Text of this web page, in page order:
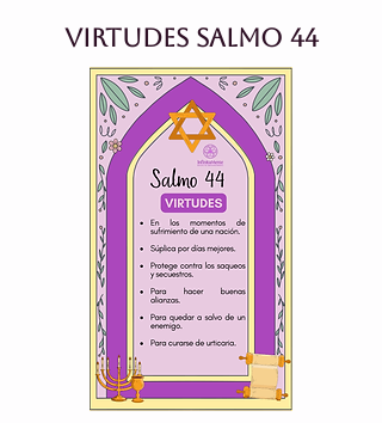
Virtudes Salmo 44